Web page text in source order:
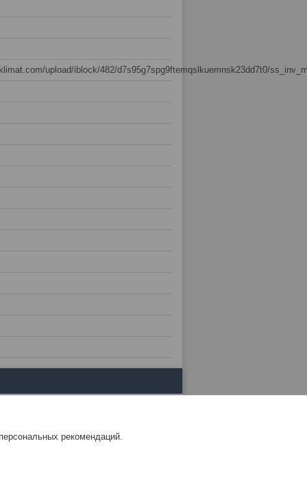
upload/iblock/482/d7s95g7spg9ftemqslkuemnsk23dd7t0/
рекомендаций.